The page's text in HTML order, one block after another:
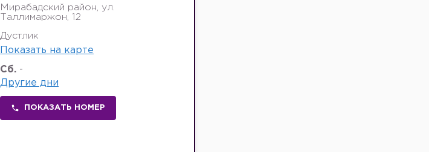
Мирабадский район, ул.
Таллимаржон, 12
Дустлик
Показать на карте
Сб. -
Другие дни
ПОКАЗАТЬ НОМЕР